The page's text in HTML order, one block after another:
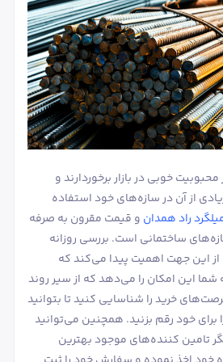
خوبی در بازار برخوردارند و
از آن در سازه‌های خود استفاده
راد همدان و قیمت مقرون به صرفه
ساختمانی است. بررسی روزانه
از این جهت اهمیت پیدا می‌کند که
شما این امکان را می‌دهد که از سیر روند
خرید را شناسایی کنید تا بتوانید
خود رقم بزنید. همچنین می‌توانید
تامین کننده‌های موجود بهترین